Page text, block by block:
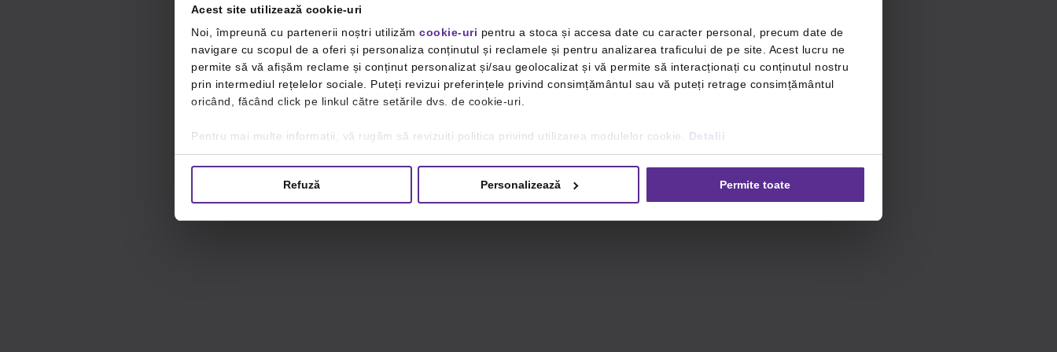
Acest site utilizează cookie-uri
Noi, împreună cu partenerii noștri utilizăm cookie-uri pentru a stoca și accesa date cu caracter personal, precum date de
navigare cu scopul de a oferi și personaliza conținutul și reclamele și pentru analizarea traficului de pe site. Acest lucru ne
permite să vă afișăm reclame și conținut personalizat și/sau geolocalizat și vă permite să interacționați cu conținutul nostru
prin intermediul rețelelor sociale. Puteți revizui preferințele privind consimțământul sau vă puteți retrage consimțământul
oricând, făcând click pe linkul către setările dvs. de cookie-uri.
Pentru mai multe informații, vă rugăm să revizuiți politica privind utilizarea modulelor cookie. Detalii
Refuză Personalizează Permite toate